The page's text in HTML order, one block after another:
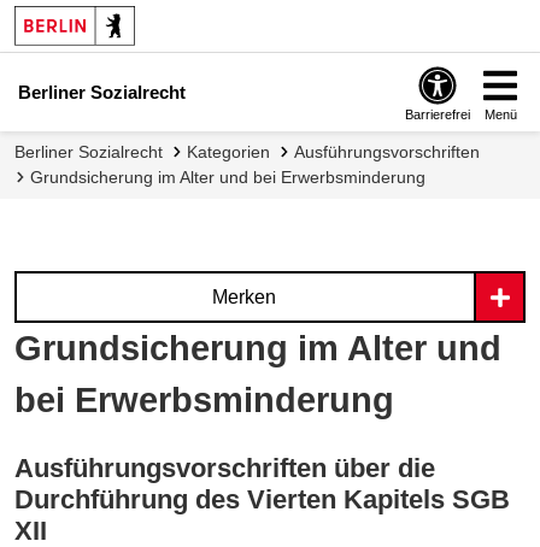
Berliner Sozialrecht
Barrierefrei Menü
Berliner Sozialrecht Kategorien
Ausführungsvorschriften
Grundsicherung im Alter und bei Erwerbsminderung
Grundsicherung im Alter und
bei Erwerbsminderung
Merken
Ausführungsvorschriften über die
Durchführung des Vierten Kapitels SGB
XII